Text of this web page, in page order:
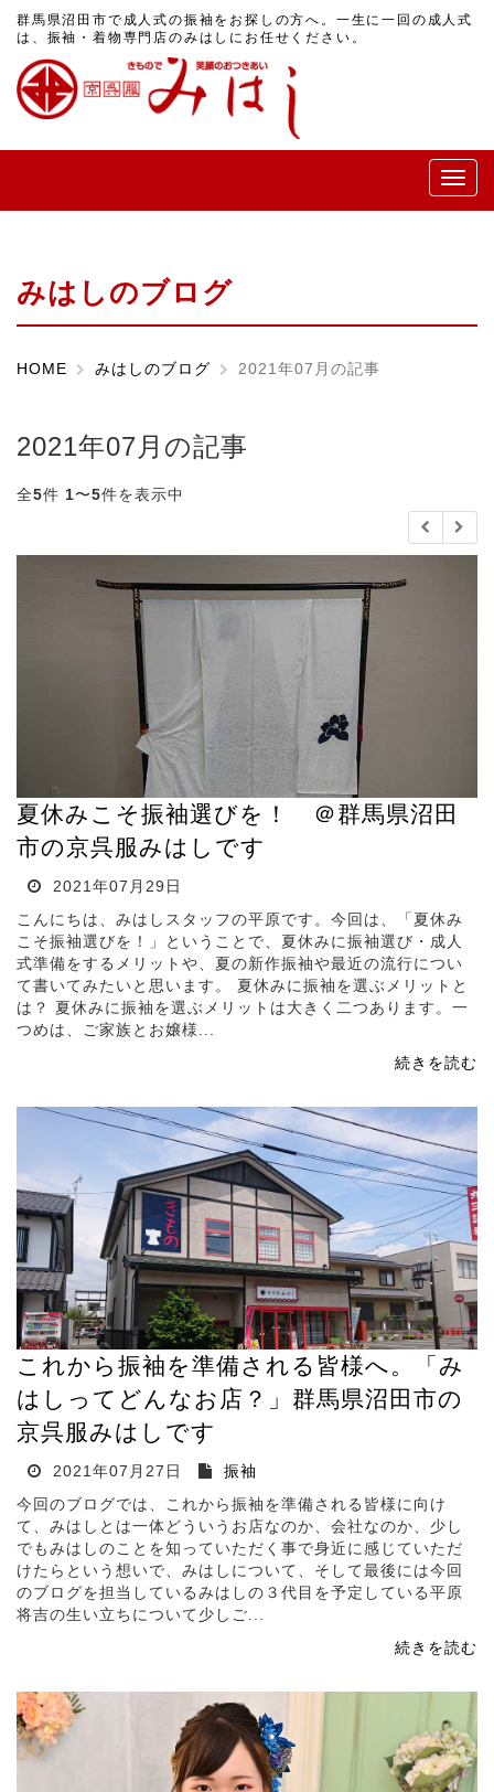
群馬県沼田市で成人式の振袖をお探しの方へ。一生に一回の成人式
は、振袖・着物専門店のみはしにお任せください。
メ
ニ
みはしのブログ
HOME みはしのブログ 2021年07月の記事
2021年07月の記事
全5件 1〜5件を表示中
夏休みこそ振袖選びを！ ＠群馬県沼田
市の京呉服みはしです
2021年07月29日
こんにちは、みはしスタッフの平原です。今回は、「夏休み
こそ振袖選びを！」ということで、夏休みに振袖選び・成人
式準備をするメリットや、夏の新作振袖や最近の流行につい
て書いてみたいと思います。 夏休みに振袖を選ぶメリットと
は？ 夏休みに振袖を選ぶメリットは大きく二つあります。一
つめは、ご家族とお嬢様...
続きを読む
これから振袖を準備される皆様へ。「み
はしってどんなお店？」群馬県沼田市の
京呉服みはしです
2021年07月27日
振袖
今回のブログでは、これから振袖を準備される皆様に向け
て、みはしとは一体どういうお店なのか、会社なのか、少し
でもみはしのことを知っていただく事で身近に感じていただ
けたらという想いで、みはしについて、そして最後には今回
のブログを担当しているみはしの３代目を予定している平原
将吉の生い立ちについて少しご...
続きを読む